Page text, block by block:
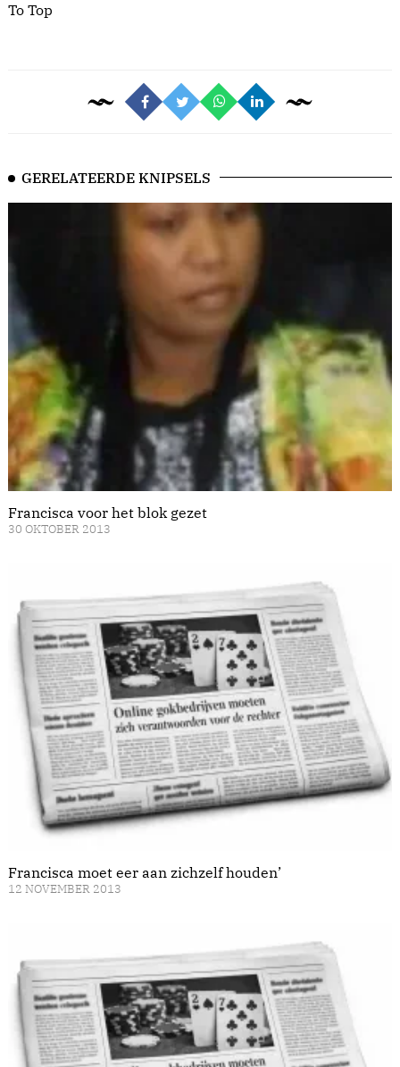
To Top
GERELATEERDE KNIPSELS
Francisca voor het blok gezet
30 OKTOBER 2013
Francisca moet eer aan zichzelf houden’
12 NOVEMBER 2013